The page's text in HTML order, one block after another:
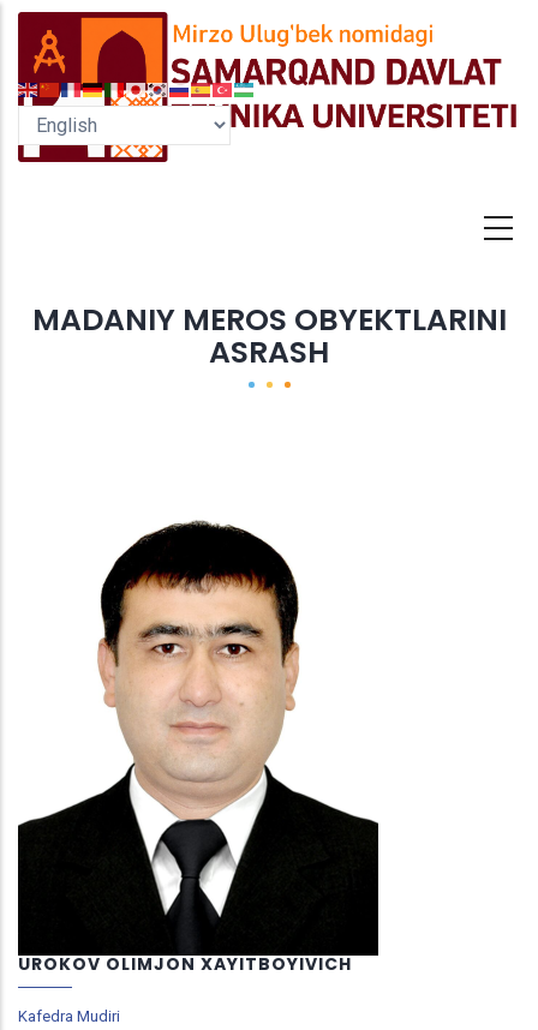
Skip
main
content
MADANIY MEROS OBYEKTLARINI
ASRASH
UROKOV OLIMJON XAYITBOYIVICH
Kafedra Mudiri